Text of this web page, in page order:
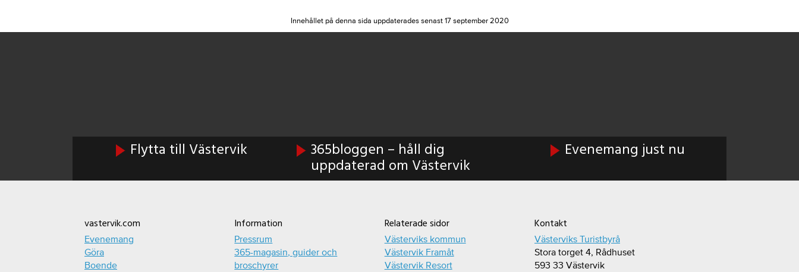
Innehållet på denna sida uppdaterades senast 17 september 2020
Flytta till Västervik 365bloggen – håll dig
uppdaterad om Västervik
Evenemang just nu
vastervik.com
Evenemang
Göra
Boende
Information
Pressrum
365-magasin, guider och
broschyrer
Relaterade sidor
Västerviks kommun
Västervik Framåt
Västervik Resort
Kontakt
Västerviks Turistbyrå
Stora torget 4, Rådhuset
593 33 Västervik